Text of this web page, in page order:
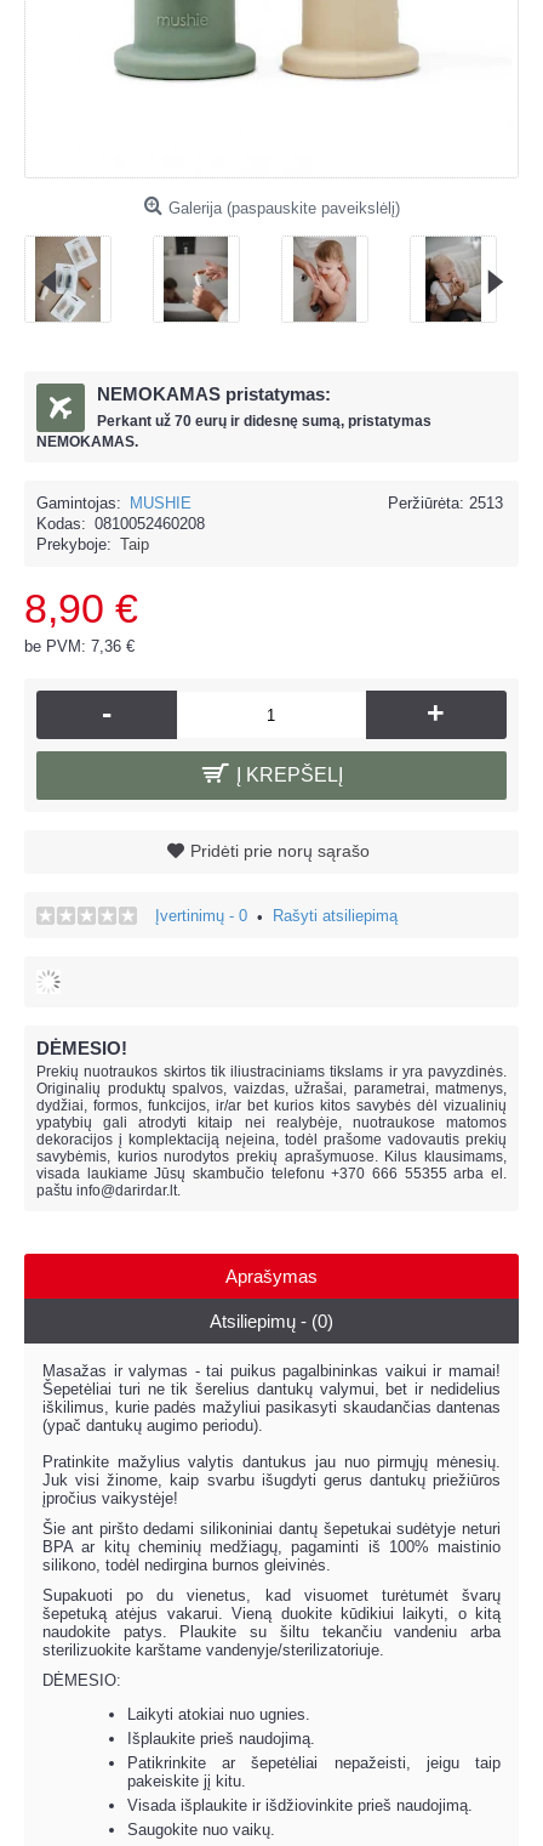
Galerija (paspauskite paveikslėlį)
NEMOKAMAS pristatymas:
Perkant už 70 eurų ir didesnę sumą, pristatymas
NEMOKAMAS.
Peržiūrėta: 2513
Gamintojas:
MUSHIE
Kodas: 0810052460208
Prekyboje: Taip
8,90 €
be PVM: 7,36 €
- +
Į KREPŠELĮ
Pridėti prie norų sąrašo
Įvertinimų - 0 • Rašyti atsiliepimą
DĖMESIO!
Prekių nuotraukos skirtos tik iliustraciniams tikslams ir yra pavyzdinės.
Originalių produktų spalvos, vaizdas, užrašai, parametrai, matmenys,
dydžiai, formos, funkcijos, ir/ar bet kurios kitos savybės dėl vizualinių
ypatybių gali atrodyti kitaip nei realybėje, nuotraukose matomos
dekoracijos į komplektaciją neįeina, todėl prašome vadovautis prekių
savybėmis, kurios nurodytos prekių aprašymuose. Kilus klausimams,
visada laukiame Jūsų skambučio telefonu +370 666 55355 arba el.
paštu info@darirdar.lt.
Aprašymas
Atsiliepimų - (0)
Masažas ir valymas - tai puikus pagalbininkas vaikui ir mamai!
Šepetėliai turi ne tik šerelius dantukų valymui, bet ir nedidelius
iškilimus, kurie padės mažyliui pasikasyti skaudančias dantenas
(ypač dantukų augimo periodu).
Pratinkite mažylius valytis dantukus jau nuo pirmųjų mėnesių.
Juk visi žinome, kaip svarbu išugdyti gerus dantukų priežiūros
įpročius vaikystėje!
Šie ant piršto dedami silikoniniai dantų šepetukai sudėtyje neturi
BPA ar kitų cheminių medžiagų, pagaminti iš 100% maistinio
silikono, todėl nedirgina burnos gleivinės.
Supakuoti po du vienetus, kad visuomet turėtumėt švarų
šepetuką atėjus vakarui. Vieną duokite kūdikiui laikyti, o kitą
naudokite patys. Plaukite su šiltu tekančiu vandeniu arba
sterilizuokite karštame vandenyje/sterilizatoriuje.
DĖMESIO:
Laikyti atokiai nuo ugnies.
Išplaukite prieš naudojimą.
Patikrinkite ar šepetėliai nepažeisti, jeigu taip
pakeiskite jį kitu.
Visada išplaukite ir išdžiovinkite prieš naudojimą.
Saugokite nuo vaikų.